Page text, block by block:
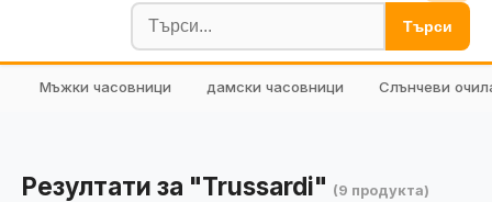
Блог
🧮 Калкулатори
🔍 Намери продукт
Търси
Мъжки часовници дамски часовници Слънчеви
Резултати за "Trussardi" (9 продукта)